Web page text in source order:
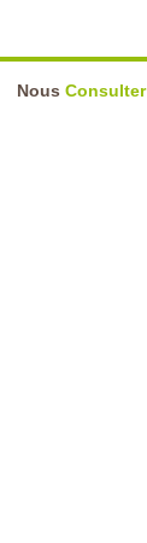
Nous Consulter